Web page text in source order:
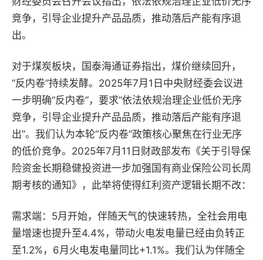
竞争，引导企业提升产品品质，推动落后产能有序退
出。
对于煤炭板块，国泰海通证券指出，煤价继续回升，
“反内卷”持续发酵。2025年7月1日中央财经委会议进
一步明确“反内卷”，要求“依法依规治理企业低价无序
竞争，引导企业提升产品品质，推动落后产能有序退
出”。我们认为本轮“反内卷”政策核心聚焦在行业无序
的低价竞争。2025年7月11日财政部发布《关于引导保
险资金长期稳健投资进一步加强国有商业保险公司长周
期考核的通知》，此举将使得红利资产逻辑长期不改：
需求端：5月开始，伴随天气的快速转热，全社会用电
量增速也提升至4.4%，带动火电发电量已经由负转正
至1.2%，6月火电发电量同比+1.1%。我们认为伴随全